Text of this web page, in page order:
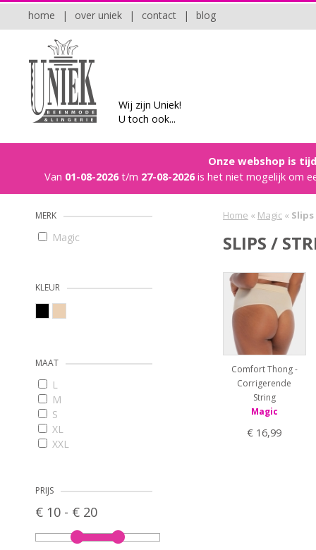
blog
|
contact
|
over uniek
|
home
Wij zijn Uniek!
U toch ook...
Onze webshop is
Van 01-08-2026t/m 27-08-2026is het niet mogelijk om
MERK
Magic
KLEUR
MAAT
L
M
S
XL
XXL
PRIJS
€ 10 - € 20
Home « Magic «
SLIPS /
Comfort Thong -
Corrigerende
String
Magic
€ 16,99